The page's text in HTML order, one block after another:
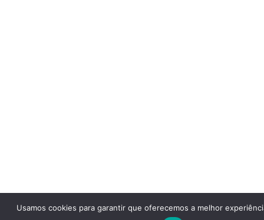
Usamos cookies para garantir que oferecemos a melhor